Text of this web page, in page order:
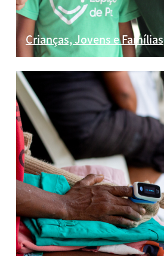
Crianças, Jovens e Famílias